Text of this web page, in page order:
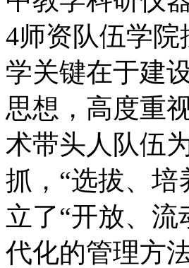
4师资队伍学院
学关键在于建
思想，高度重
术带头人队伍
抓，“选拔、
立了“开放、
代化的管理方